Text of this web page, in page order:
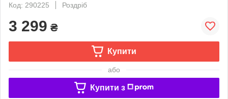
Код: 290225
Роздріб
3 299 ₴
Купити
або
Купити з